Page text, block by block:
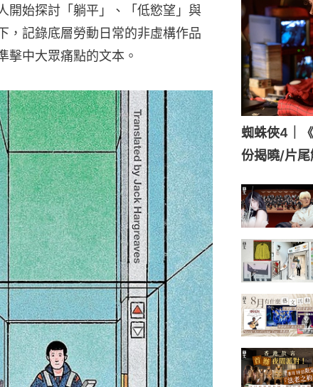
開始探討「躺平」、「低慾望」與
，記錄底層勞動日常的非虛構作品
擊中大眾痛點的文本。
蜘蛛俠4｜
份揭曉/片